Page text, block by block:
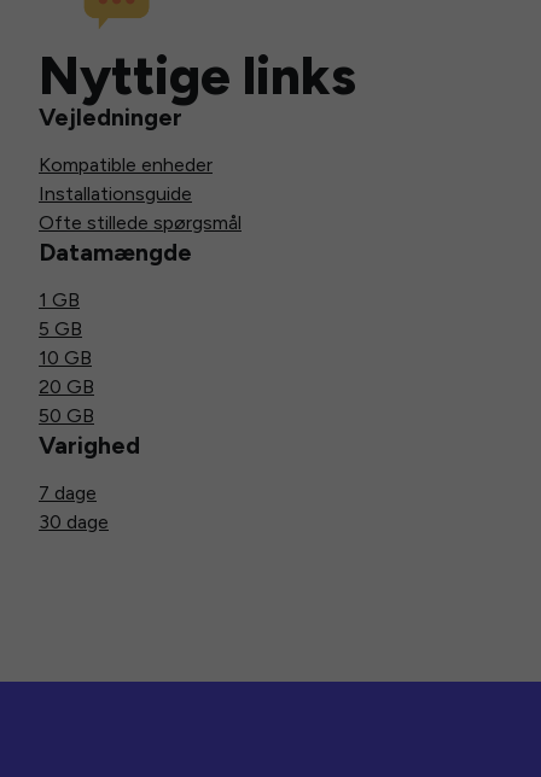
Nyttige links
Vejledninger
Kompatible enheder
Installationsguide
Ofte stillede spørgsmål
Datamængde
1 GB
5 GB
10 GB
20 GB
50 GB
Varighed
7 dage
30 dage